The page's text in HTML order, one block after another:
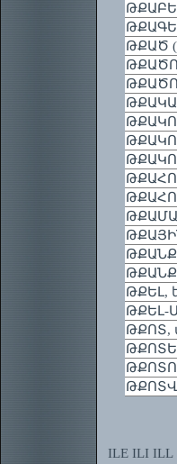
ԹՔԱԾ
ԹՔԱԾՈՐ
ԹՔԱՆՔ,
ԹՔԵԼ,
ԹՔԵԼ-
ԹՔՈՏ,
ILE ILI ILL